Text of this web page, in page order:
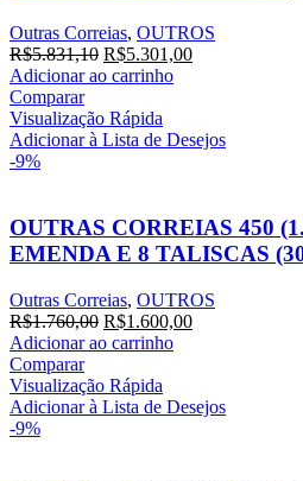
Outras Correias, OUTROS
R$5.831,10 R$5.301,00
Adicionar ao carrinho
Comparar
Visualização Rápida
Adicionar à Lista de Desejos
-9%
OUTRAS CORREIAS 450
EMENDA E 8 TALISCAS
Outras Correias, OUTROS
R$1.760,00 R$1.600,00
Adicionar ao carrinho
Comparar
Visualização Rápida
Adicionar à Lista de Desejos
-9%